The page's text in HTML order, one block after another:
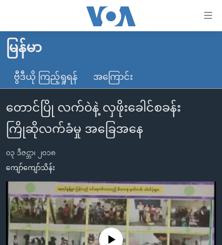
လွယ်ကူ
စေ
သည့်
များ
ပင်မ
သို့
ကျော်
ရန်
ပင်မ
ညွန်း
မူလစာမျက်နှာ
မြန်မာ
ကမ္ဘာ့သတင်းများ
နိုင်ငံတကာ
အမေရိကန်
အစ္စရေး-ပါလက်စတိုင်း
ဗွီဒီယို
သတင်းလွတ်လပ်ခွင့်
ရပ်ဝန်းတခု လမ်းတခု အလွန်
အင်္ဂလိပ်စာလေ့လာမယ်
မကြေးမုံရဲ့ အင်္ဂလိပ်စာ
ရုပ်ရှင်ထဲက အင်္ဂလိပ်စာ
သုတပဒေသာ အင်္ဂလိပ်စာ
ရေဒီယို
တီဗွီ
ရေဒီယိုနှင့်ရုပ်သံ အချက်အလက်များ
ရေဒီယို/တီဗွီအစီအစဉ်
Learning English
မြန်မာ
ဗွီဒီယို ကြည့်ရှုရန် အကြောင်း
တောင်ပြို လက်ဝဲနဲ့ လှဖိုးခေါင်စခန်း
ကြိုဆိုလက်ခံမှု အခြေအနေ
၀၃ ဒီဇင္ဘာ၊ ၂၀၁၈
ကျော်ကျော်သိန်း
No media source currently available